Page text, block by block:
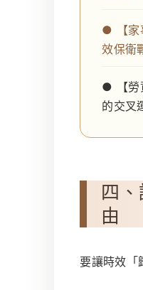
● 【家
效保衛
● 【勞
的交叉
四
由
要讓時效「